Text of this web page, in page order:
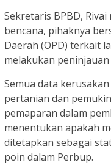
Sekretaris BPBD,
bencana, pihaknya
Daerah (OPD) terkait
melakukan
Semua data
pertanian dan
pemaparan dalam
menentukan apakah
ditetapkan sebagai
poin dalam Perbup.